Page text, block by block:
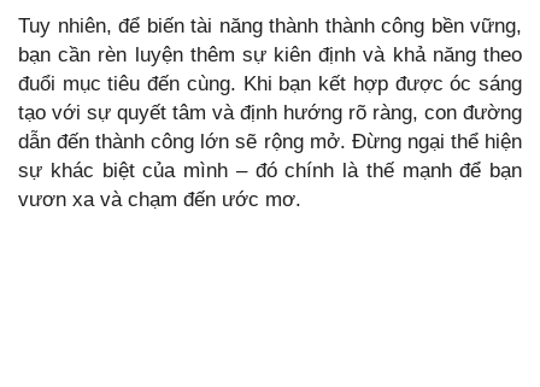
Tuy nhiên, để biến tài năng thành thành công bền vững,
bạn cần rèn luyện thêm sự kiên định và khả năng theo
đuổi mục tiêu đến cùng. Khi bạn kết hợp được óc sáng
tạo với sự quyết tâm và định hướng rõ ràng, con đường
dẫn đến thành công lớn sẽ rộng mở. Đừng ngại thể hiện
sự khác biệt của mình – đó chính là thế mạnh để bạn
vươn xa và chạm đến ước mơ.